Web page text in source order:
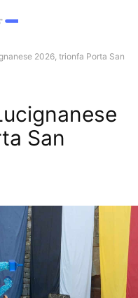
2026, trionfa Porta San
San